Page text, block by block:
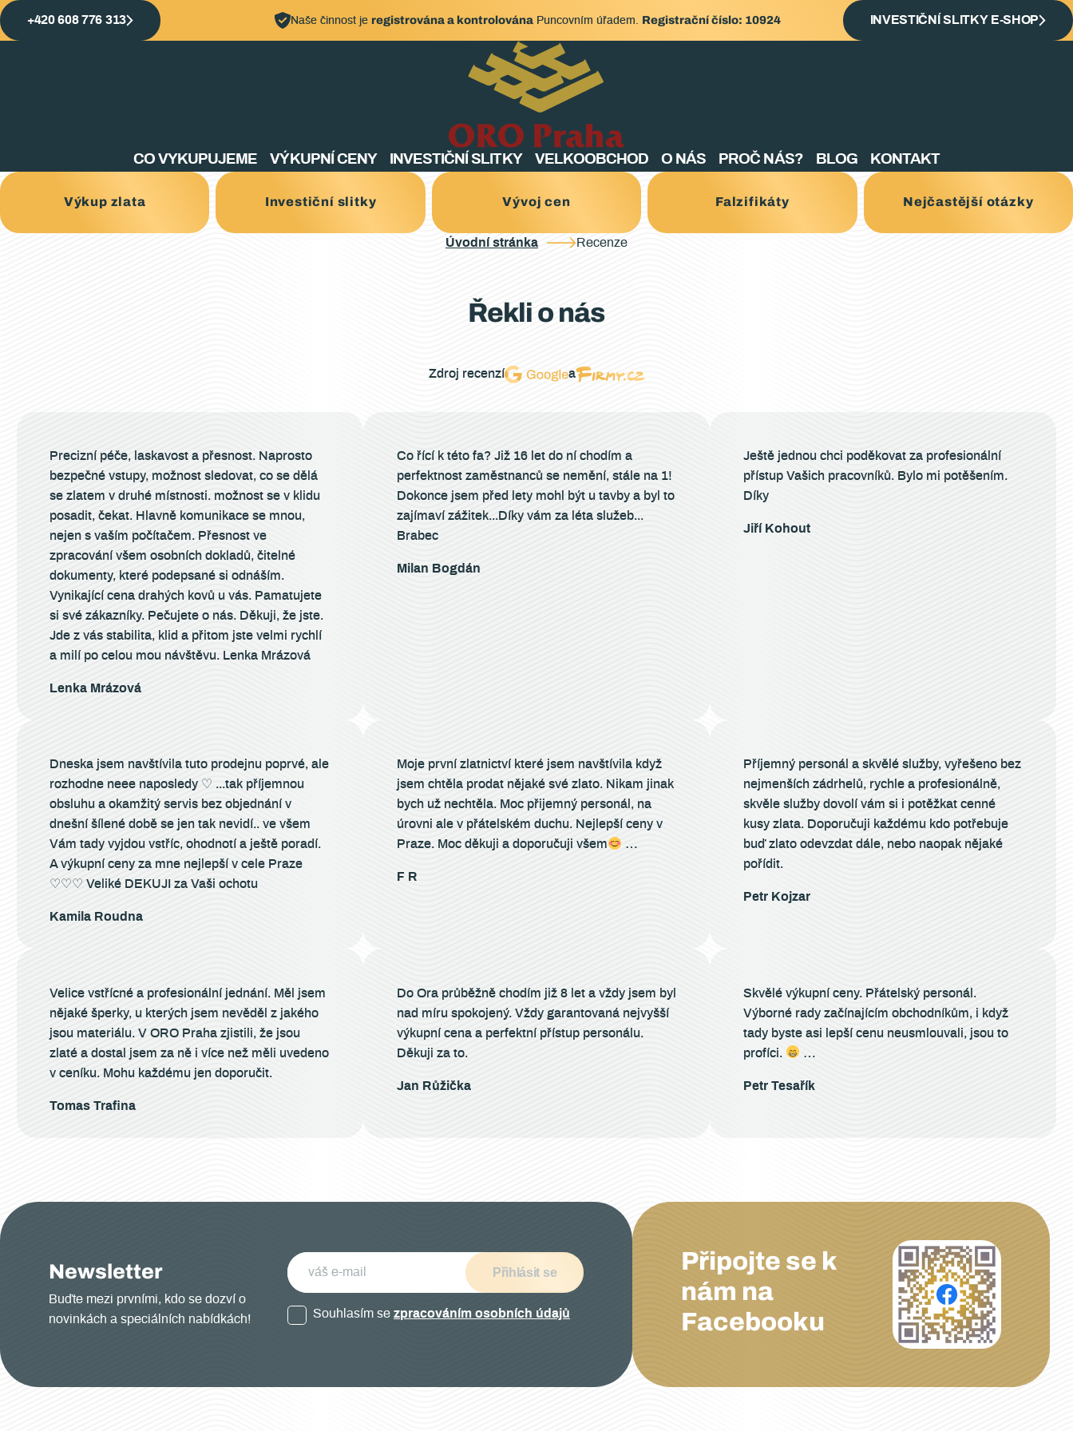
+420 608 776 313 Naše činnost je registrována a kontrolována Puncovním úřadem. Registrační číslo: 10924 INVESTIČNÍ SLITKY E-SHOP
CO VYKUPUJEME VÝKUPNÍ CENY INVESTIČNÍ SLITKY VELKOOBCHOD O NÁS PROČ NÁS? BLOG KONTAKT
Výkup zlata Investiční slitky Vývoj cen Falzifikáty Nejčastější otázky
Úvodní stránka Recenze
Řekli o nás
Zdroj recenzí a
Precizní péče, laskavost a přesnost. Naprosto
bezpečné vstupy, možnost sledovat, co se dělá
se zlatem v druhé místnosti. možnost se v klidu
posadit, čekat. Hlavně komunikace se mnou,
nejen s vaším počítačem. Přesnost ve
zpracování všem osobních dokladů, čitelné
dokumenty, které podepsané si odnáším.
Vynikající cena drahých kovů u vás. Pamatujete
si své zákazníky. Pečujete o nás. Děkuji, že jste.
Jde z vás stabilita, klid a přitom jste velmi rychlí
a milí po celou mou návštěvu. Lenka Mrázová
Lenka Mrázová
Co řící k této fa? Již 16 let do ní chodím a
perfektnost zaměstnanců se nemění, stále na 1!
Dokonce jsem před lety mohl být u tavby a byl to
zajímaví zážitek...Díky vám za léta služeb...
Brabec
Milan Bogdán
Ještě jednou chci poděkovat za profesionální
přístup Vašich pracovníků. Bylo mi potěšením.
Díky
Jiří Kohout
Dneska jsem navštívila tuto prodejnu poprvé, ale
rozhodne neee naposledy ♡ ...tak příjemnou
obsluhu a okamžitý servis bez objednání v
dnešní šílené době se jen tak nevidí.. ve všem
Vám tady vyjdou vstříc, ohodnotí a ještě poradí.
A výkupní ceny za mne nejlepší v cele Praze
♡♡♡ Veliké DEKUJI za Vaši ochotu
Kamila Roudna
Moje první zlatnictví které jsem navštívila když
jsem chtěla prodat nějaké své zlato. Nikam jinak
bych už nechtěla. Moc přijemný personál, na
úrovni ale v přátelském duchu. Nejlepší ceny v
Praze. Moc děkuji a doporučuji všem
…
F R
Příjemný personál a skvělé služby, vyřešeno bez
nejmenších zádrhelů, rychle a profesionálně,
skvěle služby dovolí vám si i potěžkat cenné
kusy zlata. Doporučuji každému kdo potřebuje
buď zlato odevzdat dále, nebo naopak nějaké
pořídit.
Petr Kojzar
Velice vstřícné a profesionální jednání. Měl jsem
nějaké šperky, u kterých jsem nevěděl z jakého
jsou materiálu. V ORO Praha zjistili, že jsou
zlaté a dostal jsem za ně i více než měli uvedeno
v ceníku. Mohu každému jen doporučit.
Tomas Trafina
Do Ora průběžně chodím již 8 let a vždy jsem byl
nad míru spokojený. Vždy garantovaná nejvyšší
výkupní cena a perfektní přístup personálu.
Děkuji za to.
Jan Růžička
Skvělé výkupní ceny. Přátelský personál.
Výborné rady začínajícím obchodníkům, i když
tady byste asi lepší cenu neusmlouvali, jsou to
profíci.
…
Petr Tesařík
Newsletter
Buďte mezi prvními, kdo se dozví o
novinkách a speciálních nabídkách!
Přihlásit se
Souhlasím sezpracováním osobních údajů
Připojte se k
nám na
Facebooku